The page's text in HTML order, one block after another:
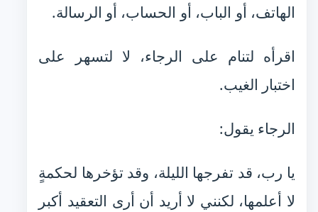
الهاتف، أو الباب، أو الحساب، أو الرسالة.
اقرأه لتنام على الرجاء، لا لتسهر على
اختبار الغيب.
الرجاء يقول:
يا رب، قد تفرجها الليلة، وقد تؤخرها لحكمةٍ
لا أعلمها، لكنني لا أريد أن أرى التعقيد أكبر